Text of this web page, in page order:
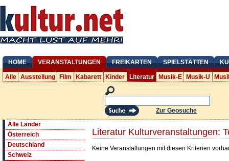
HOME VERANSTALTUNGEN FREIKARTEN SPIELSTÄTTEN
Alle Ausstellung Film Kabarett Kinder Literatur Musik-E Musik-U
Zur Geosuche
Alle Länder
Österreich
Deutschland
Schweiz
Literatur Kulturveranstaltungen:
Keine Veranstaltungen mit diesen Kriterien